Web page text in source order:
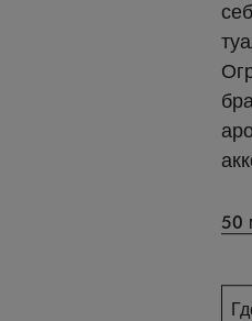
50